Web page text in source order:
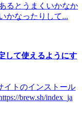
るとうまくいかなか
かなったりして...
して使えるようにす
イトのインストール
brew.sh/index_ja